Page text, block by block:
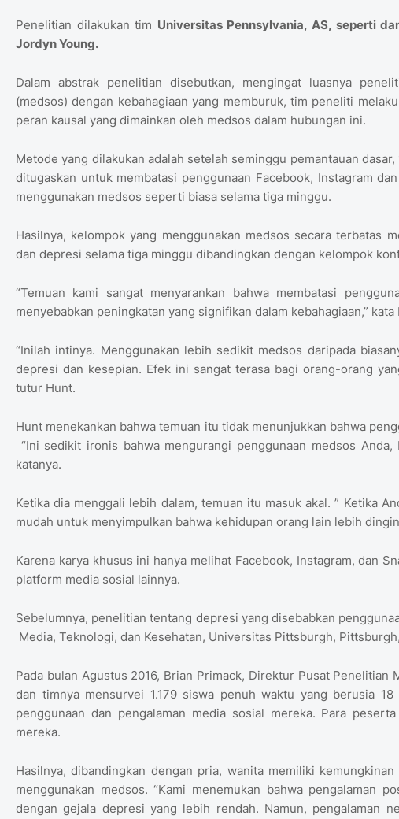
Penelitian dilakukan tim Universitas Pennsylvania, AS, seperti
Jordyn Young.
Dalam abstrak penelitian disebutkan, mengingat luasnya
(medsos) dengan kebahagiaan yang memburuk, tim peneliti
peran kausal yang dimainkan oleh medsos dalam hubungan ini.
Metode yang dilakukan adalah setelah seminggu pemantauan
ditugaskan untuk membatasi penggunaan Facebook, Instagram
menggunakan medsos seperti biasa selama tiga minggu.
Hasilnya, kelompok yang menggunakan medsos secara terbatas
dan depresi selama tiga minggu dibandingkan dengan kelompok
“Temuan kami sangat menyarankan bahwa membatasi
menyebabkan peningkatan yang signifikan dalam kebahagiaan,”
“Inilah intinya. Menggunakan lebih sedikit medsos daripada
depresi dan kesepian. Efek ini sangat terasa bagi orang-orang
tutur Hunt.
Hunt menekankan bahwa temuan itu tidak menunjukkan bahwa
“Ini sedikit ironis bahwa mengurangi penggunaan medsos
katanya.
Ketika dia menggali lebih dalam, temuan itu masuk akal. ” Ketika
mudah untuk menyimpulkan bahwa kehidupan orang lain lebih
Karena karya khusus ini hanya melihat Facebook, Instagram, dan
platform media sosial lainnya.
Sebelumnya, penelitian tentang depresi yang disebabkan
Media, Teknologi, dan Kesehatan, Universitas Pittsburgh,
Pada bulan Agustus 2016, Brian Primack, Direktur Pusat
dan timnya mensurvei 1.179 siswa penuh waktu yang berusia
penggunaan dan pengalaman media sosial mereka. Para
mereka.
Hasilnya, dibandingkan dengan pria, wanita memiliki
menggunakan medsos. “Kami menemukan bahwa pengalaman
dengan gejala depresi yang lebih rendah. Namun, pengalaman